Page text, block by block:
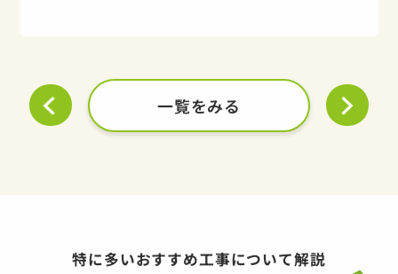
一覧をみる
特に多いおすすめ工事について解説